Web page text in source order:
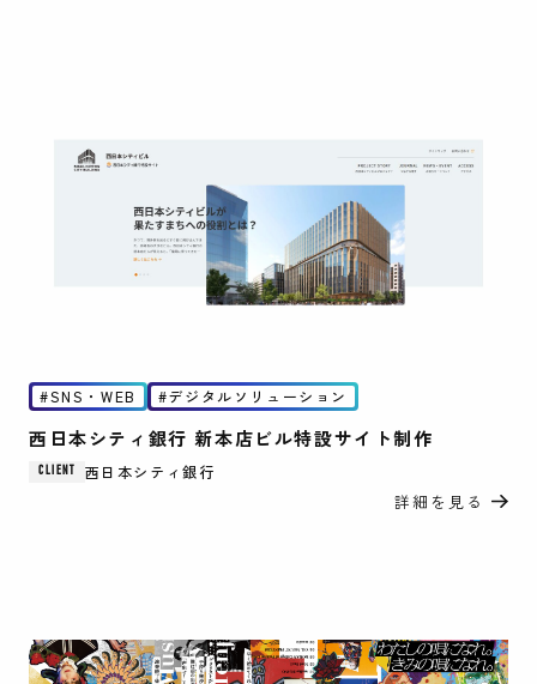
SNS・WEB デジタルソリューション
西日本シティ銀行 新本店ビル特設サイト制作
CLIENT 西日本シティ銀行
詳細を見る